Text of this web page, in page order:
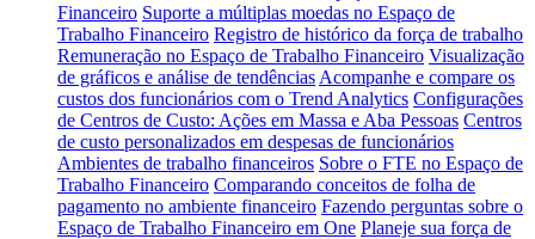
Financeiro Suporte a múltiplas moedas no Espaço de
Trabalho Financeiro Registro de histórico da força de trabalho
Remuneração no Espaço de Trabalho Financeiro Visualização
de gráficos e análise de tendências Acompanhe e compare os
custos dos funcionários com o Trend Analytics Configurações
de Centros de Custo: Ações em Massa e Aba Pessoas Centros
de custo personalizados em despesas de funcionários
Ambientes de trabalho financeiros Sobre o FTE no Espaço de
Trabalho Financeiro Comparando conceitos de folha de
pagamento no ambiente financeiro Fazendo perguntas sobre o
Espaço de Trabalho Financeiro em One Planeje sua força de